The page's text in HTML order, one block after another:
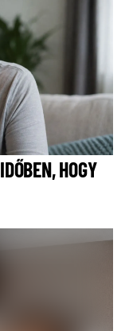
HOGY